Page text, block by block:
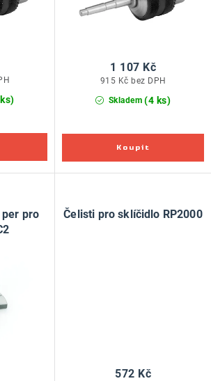
Skladem (4 ks)
915 Kč bez DPH
1 107 Kč
pro
Čelisti pro sklíčidlo RP2000
572 Kč